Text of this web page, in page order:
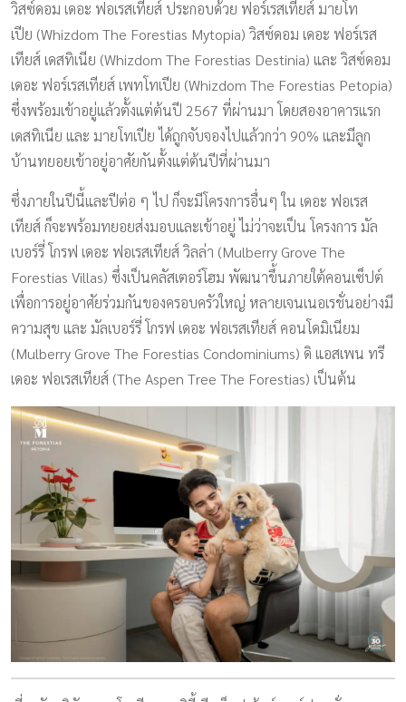
วิสซ์ดอม เดอะ ฟอเรสเทียส์ ประกอบด้วย ฟอร์เรสเทียส์ มายโท
เปีย (Whizdom The Forestias Mytopia) วิสซ์ดอม เดอะ ฟอร์เรส
เทียส์ เดสทิเนีย (Whizdom The Forestias Destinia) และ วิสซ์ดอม
เดอะ ฟอร์เรสเทียส์ เพทโทเปีย (Whizdom The Forestias Petopia)
ซึ่งพร้อมเข้าอยู่แล้วตั้งแต่ต้นปี 2567 ที่ผ่านมา โดยสองอาคารแรก
เดสทิเนีย และ มายโทเปีย ได้ถูกจับจองไปแล้วกว่า 90% และมีลูก
บ้านทยอยเข้าอยู่อาศัยกันตั้งแต่ต้นปีที่ผ่านมา
ซึ่งภายในปีนี้และปีต่อ ๆ ไป ก็จะมีโครงการอื่นๆ ใน เดอะ ฟอเรส
เทียส์ ก็จะพร้อมทยอยส่งมอบและเข้าอยู่ ไม่ว่าจะเป็น โครงการ มัล
เบอร์รี่ โกรฟ เดอะ ฟอเรสเทียส์ วิลล่า (Mulberry Grove The
Forestias Villas) ซึ่งเป็นคลัสเตอร์โฮม พัฒนาขึ้นภายใต้คอนเซ็ปต์
เพื่อการอยู่อาศัยร่วมกันของครอบครัวใหญ่ หลายเจนเนอเรชั่นอย่างมี
ความสุข และ มัลเบอร์รี่ โกรฟ เดอะ ฟอเรสเทียส์ คอนโดมิเนียม
(Mulberry Grove The Forestias Condominiums) ดิ แอสเพน ทรี
เดอะ ฟอเรสเทียส์ (The Aspen Tree The Forestias) เป็นต้น